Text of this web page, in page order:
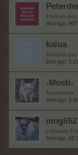
Freiherr
Beiträge: 807
kalua
Admiral
Beiträge:
-Mosti-
Forenfreak
Beiträge:
mogli52
Lebende
Beiträge: